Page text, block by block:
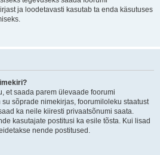
ja loodetavasti kasutab ta enda käsutuses
et saada parem ülevaade foorumi
su sõprade nimekirjas, foorumiloleku staatust
ka neile kiiresti privaatsõnumi saata.
kasutajate postitusi ka esile tõsta. Kui lisad
nende postitused.